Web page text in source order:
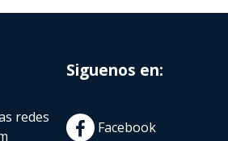
redes
Siguenos en:
Facebook